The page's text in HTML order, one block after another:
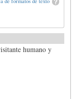
humano y